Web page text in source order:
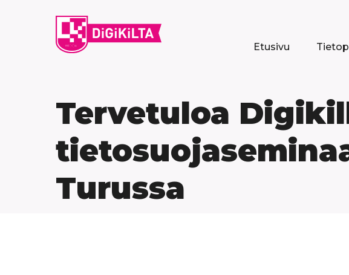
Etusivu
Tervetuloa
Turussa